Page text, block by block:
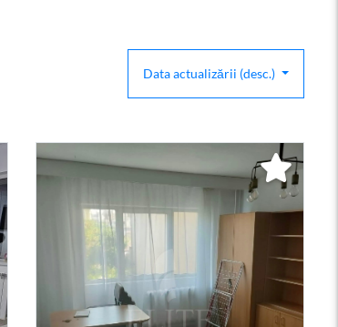
Data actualizării (desc.)